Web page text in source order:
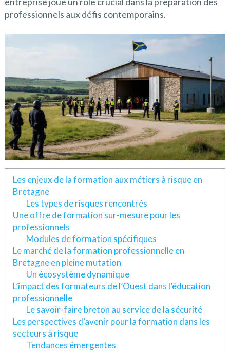
professionnels aux défis contemporains.
Les enjeux de la formation aux métiers à risque en
Bretagne
Les types de risques rencontrés
Une offre de formation sur-mesure pour les
professionnels
Modules de formation spécifiques
Le marché de la formation professionnelle en
Bretagne en pleine mutation
Un écosystème dynamique
L’impact des formateurs de l’Ouest dans l’éducation
professionnelle
Le savoir-faire breton au service de la sécurité
Les perspectives d’avenir pour la formation dans les
secteurs à risque
Tendances émergentes